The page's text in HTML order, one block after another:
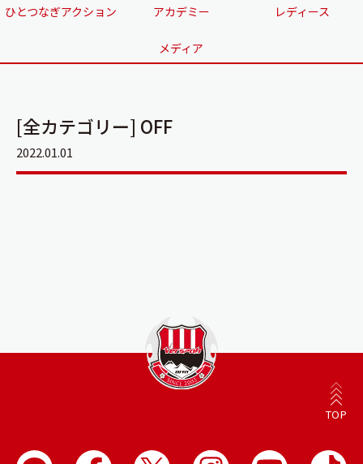
ひとつなぎアクション アカデミー レディース
メディア
[全カテゴリー] OFF
2022.01.01
TOP